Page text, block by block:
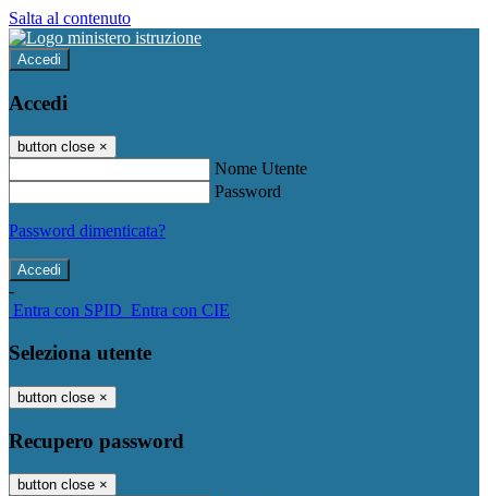
Salta al contenuto
Accedi
Accedi
button close ×
Nome Utente
Password
Password dimenticata?
-
Entra con SPID Entra con CIE
Seleziona utente
button close ×
Recupero password
button close ×